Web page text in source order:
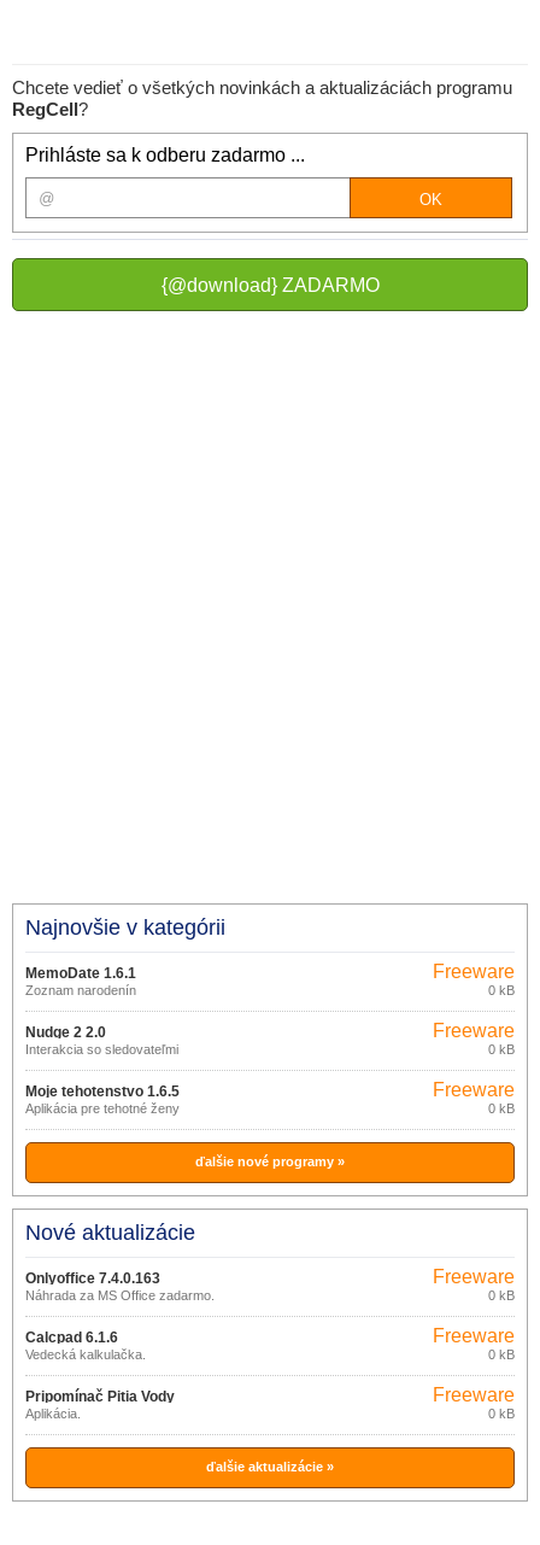
Chcete vedieť o všetkých novinkách a aktualizáciách programu
RegCell?
Prihláste sa k odberu zadarmo ...
{@download} ZADARMO
Najnovšie v kategórii
MemoDate 1.6.1
Zoznam narodenín
Freeware
0 kB
Nudge 2 2.0
Interakcia so sledovateľmi
Freeware
0 kB
Moje tehotenstvo 1.6.5
Aplikácia pre tehotné ženy
Freeware
0 kB
ďalšie nové programy »
Nové aktualizácie
Onlyoffice 7.4.0.163
Náhrada za MS Office zadarmo.
Freeware
0 kB
Calcpad 6.1.6
Vedecká kalkulačka.
Freeware
0 kB
Pripomínač Pitia Vody
Aplikácia.
Freeware
0 kB
ďalšie aktualizácie »